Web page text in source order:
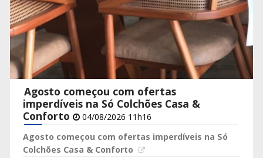
Agosto começou com ofertas
imperdíveis na Só Colchões Casa &
Conforto
04/08/2026 11h16
Agosto começou com ofertas imperdíveis na Só
Colchões Casa & Conforto